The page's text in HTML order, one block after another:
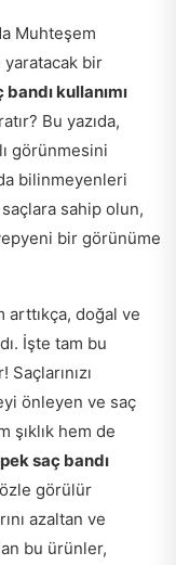
Muhteşem
yaratacak bir
kullanımı
Bu yazıda,
görünmesini
bilinmeyenleri
sahip olun,
bir görünüme
arttıkça, doğal ve
İşte tam bu
önleyen ve saç
şıklık hem de
saç bandı
görülür
azaltan ve
bu ürünler,